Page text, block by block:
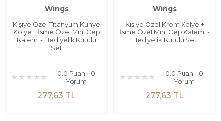
Wings
Kişiye Özel Titanyum Künye
Kolye + İsme Özel Mini Cep
Kalemi - Hediyelik Kutulu
Set
0.0 Puan - 0
Yorum
277,63 TL
Wings
Kişiye Özel Krom Kolye +
İsme Özel Mini Cep Kalemi -
Hediyelik Kutulu Set
0.0 Puan - 0
Yorum
277,63 TL